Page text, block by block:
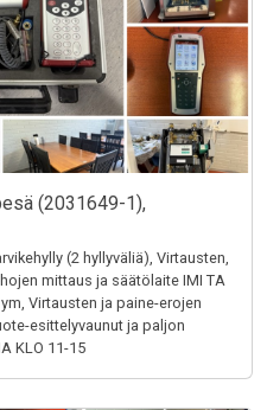
(2031649-1),
(2 hyllyväliä), Virtausten,
mittaus ja säätölaite IMI TA
Virtausten ja paine-erojen
esittelyvaunut ja paljon
KLO 11-15